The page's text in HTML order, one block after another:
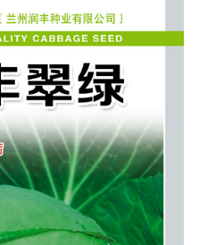
品种名称
技术服务
合作案例
在线留言
联系我们